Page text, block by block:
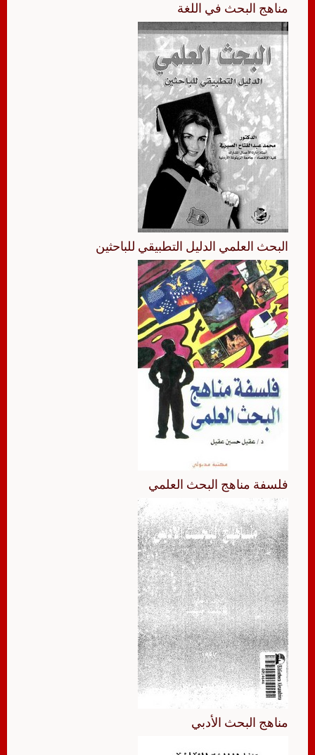
مناهج البحث في اللغة
البحث العلمي الدليل التطبيقي للباحثين
فلسفة مناهج البحث العلمي
مناهج البحث الأدبي